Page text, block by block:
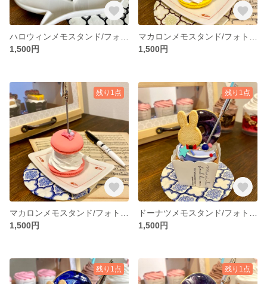
1,500円
1,500円
残り1点
1,500円
残り1点
1,500円
残り1点 残り1点